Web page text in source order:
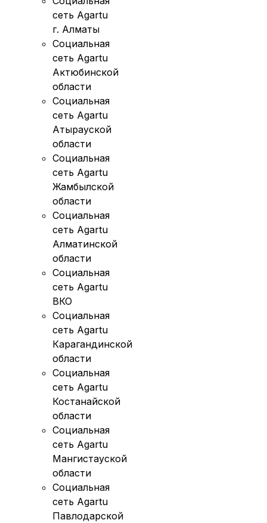
сеть Agartu
г. Алматы
Социальная
сеть Agartu
Актюбинской
области
Социальная
сеть Agartu
Атырауской
области
Социальная
сеть Agartu
Жамбылской
области
Социальная
сеть Agartu
Алматинской
области
Социальная
сеть Agartu
ВКО
Социальная
сеть Agartu
Карагандинской
области
Социальная
сеть Agartu
Костанайской
области
Социальная
сеть Agartu
Мангистауской
области
Социальная
сеть Agartu
Павлодарской